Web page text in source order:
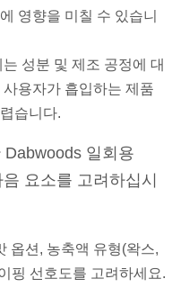
영향을 미칠 수 있습니
성분 및 제조 공정에 대
용자가 흡입하는 제품
습니다.
일회용
요소를 고려하십시
옵션, 농축액 유형(왁스,
핑 선호도를 고려하세요.